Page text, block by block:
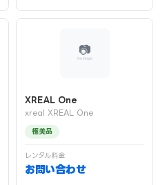
XREAL One
xreal XREAL One
極美品
レンタル料金
お問い合わせ